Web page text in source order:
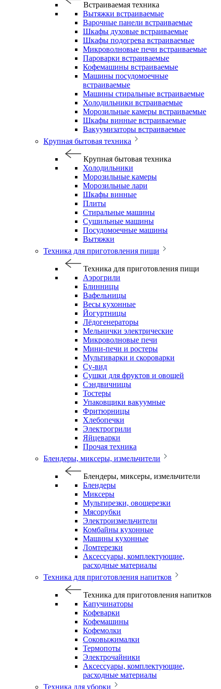
Встраиваемая техника
Вытяжки встраиваемые
Варочные панели встраиваемые
Шкафы духовые встраиваемые
Шкафы подогрева встраиваемые
Микроволновые печи встраиваемые
Пароварки встраиваемые
Кофемашины встраиваемые
Машины посудомоечные
встраиваемые
Машины стиральные встраиваемые
Холодильники встраиваемые
Морозильные камеры встраиваемые
Шкафы винные встраиваемые
Вакуумизаторы встраиваемые
Крупная бытовая техника
Крупная бытовая техника
Холодильники
Морозильные камеры
Морозильные лари
Шкафы винные
Плиты
Стиральные машины
Сушильные машины
Посудомоечные машины
Вытяжки
Техника для приготовления пищи
Техника для приготовления пищи
Аэрогрили
Блинницы
Вафельницы
Весы кухонные
Йогуртницы
Лёдогенераторы
Мельнички электрические
Микроволновые печи
Мини-печи и ростеры
Мультиварки и скороварки
Су-вид
Сушки для фруктов и овощей
Сэндвичницы
Тостеры
Упаковщики вакуумные
Фритюрницы
Хлебопечки
Электрогрили
Яйцеварки
Прочая техника
Блендеры, миксеры, измельчители
Блендеры, миксеры, измельчители
Блендеры
Миксеры
Мультирезки, овощерезки
Мясорубки
Электроизмельчители
Комбайны кухонные
Машины кухонные
Ломтерезки
Аксессуары, комплектующие,
расходные материалы
Техника для приготовления напитков
Техника для приготовления напитков
Капучинаторы
Кофеварки
Кофемашины
Кофемолки
Соковыжималки
Термопоты
Электрочайники
Аксессуары, комплектующие,
расходные материалы
Техника для уборки